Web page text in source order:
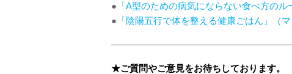
● 「A型のための病気にならない食べ方のル
● 「陰陽五行で体を整える健康ごはん」（マ
★ご質問やご意見をお待ちしております。